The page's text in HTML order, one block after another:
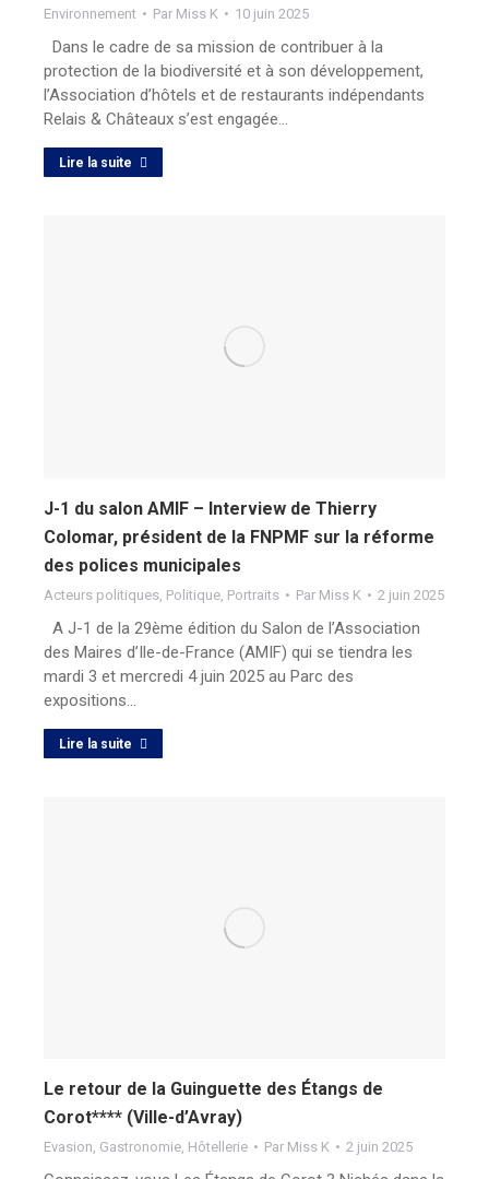
Environnement Par Miss K 10 juin 2025
Dans le cadre de sa mission de contribuer à la
protection de la biodiversité et à son développement,
l’Association d’hôtels et de restaurants indépendants
Relais & Châteaux s’est engagée…
Lire la suite
J-1 du salon AMIF – Interview de Thierry
Colomar, président de la FNPMF sur la réforme
des polices municipales
Acteurs politiques, Politique, Portraits Par Miss K 2 juin 2025
A J-1 de la 29ème édition du Salon de l’Association
des Maires d’Ile-de-France (AMIF) qui se tiendra les
mardi 3 et mercredi 4 juin 2025 au Parc des
expositions…
Lire la suite
Le retour de la Guinguette des Étangs de
Corot**** (Ville-d’Avray)
Evasion, Gastronomie, Hôtellerie Par Miss K 2 juin 2025